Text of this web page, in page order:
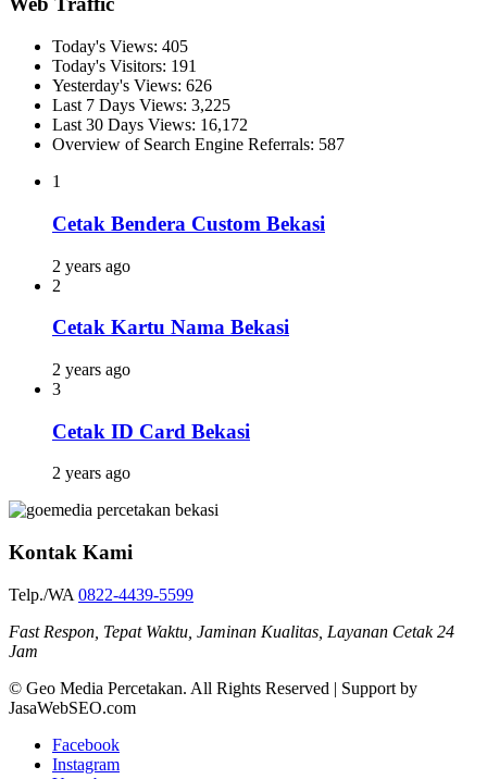
Today's Views: 405
Today's Visitors: 191
Yesterday's Views: 626
Last 7 Days Views: 3,225
Last 30 Days Views: 16,172
Overview of Search Engine Referrals: 587
1
Cetak Bendera Custom Bekasi
2 years ago
2
Cetak Kartu Nama Bekasi
2 years ago
3
Cetak ID Card Bekasi
2 years ago
Kontak Kami
Telp./WA 0822-4439-5599
Fast Respon, Tepat Waktu, Jaminan Kualitas, Layanan Cetak 24
Jam
© Geo Media Percetakan. All Rights Reserved | Support by
JasaWebSEO.com
Facebook
Instagram